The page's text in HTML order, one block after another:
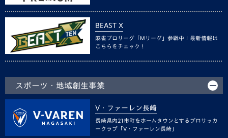
BEAST X
麻雀プロリーグ「Mリーグ」参戦中！最新情報は
こちらをチェック！
スポーツ・地域創生事業
V・ファーレン長崎
長崎県内21市町をホームタウンとするプロサッカ
ークラブ「V・ファーレン長崎」